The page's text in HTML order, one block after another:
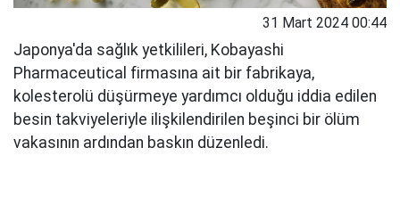
31 Mart 2024 00:44
Japonya'da sağlık yetkilileri, Kobayashi
Pharmaceutical firmasına ait bir fabrikaya,
kolesterolü düşürmeye yardımcı olduğu iddia edilen
besin takviyeleriyle ilişkilendirilen beşinci bir ölüm
vakasının ardından baskın düzenledi.